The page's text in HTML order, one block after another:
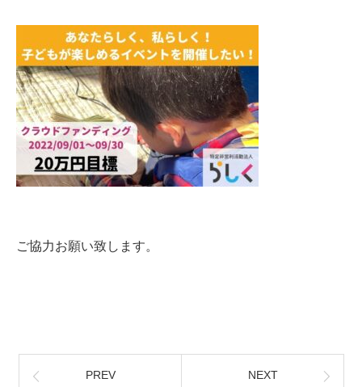
ご協力お願い致します。
PREV NEXT